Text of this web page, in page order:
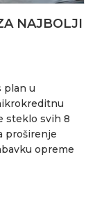
NAJBOLJI
plan u
steklo svih 8
proširenje
opreme